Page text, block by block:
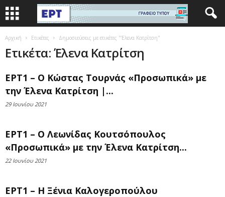
Αρχική Ετικέτες Δημοσιεύσεις με ετικέτες "Έλενα Κατρίτση"
Ετικέτα: Έλενα Κατρίτση
ΕΡΤ1 – Ο Κώστας Τουρνάς «Προσωπικά» με
την Έλενα Κατρίτση |...
29 Ιουνίου 2021
ΕΡΤ1 – Ο Λεωνίδας Κουτσόπουλος
«Προσωπικά» με την Έλενα Κατρίτση...
22 Ιουνίου 2021
ΕΡΤ1 – Η Ξένια Καλογεροπούλου